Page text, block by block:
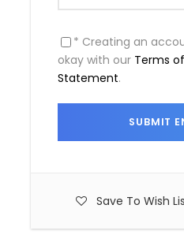
* Creating an
okay with our Terms
Statement.
Save To Wish
ritmo
Día 3 Regreso a